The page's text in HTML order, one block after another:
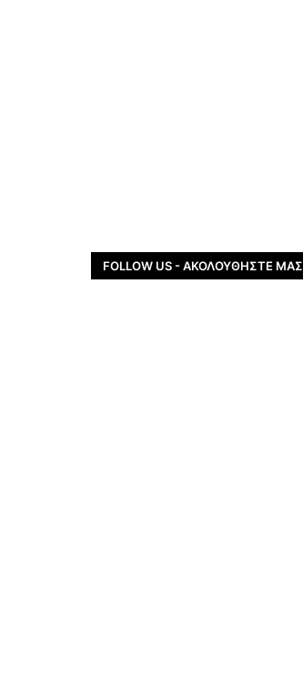
FOLLOW US - ΑΚΟΛΟΥΘΉΣΤΕ ΜΑΣ